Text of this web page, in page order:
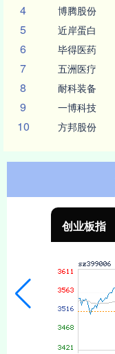
4 博腾股份
5 近岸蛋白
6 毕得医药
7 五洲医疗
8 耐科装备
9 一博科技
10 方邦股份
创业板指